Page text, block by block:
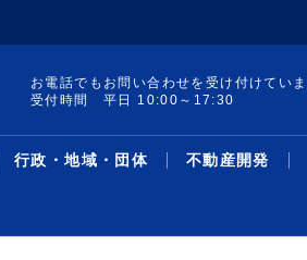
お電話でもお問い合わせを受け付けてい
受付時間 平日 10:00～17:30
行政・地域・団体 不動産開発